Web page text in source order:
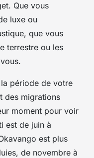
Que vous
luxe ou
que vous
terrestre ou les
période de votre
des migrations
moment pour voir
est de juin à
est plus
de novembre à